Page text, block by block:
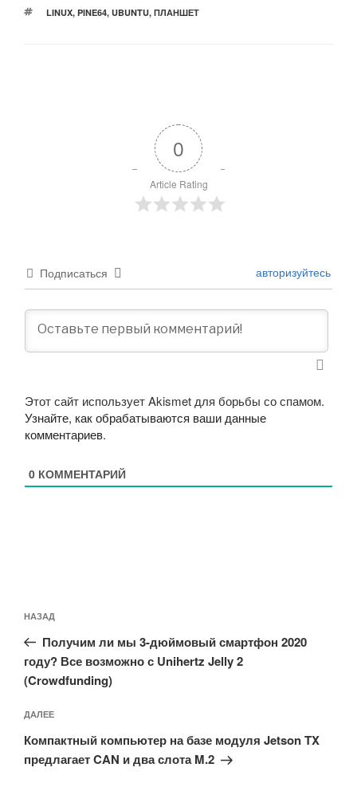
МЕТКИ
LINUX, PINE64, UBUNTU, ПЛАНШЕТ
0
Article Rating
Подписаться авторизуйтесь
Этот сайт использует Akismet для борьбы со спамом.
Узнайте, как обрабатываются ваши данные
комментариев.
0 КОММЕНТАРИЙ
по
записям
Предыдущая
запись:
НАЗАД
Получим ли мы 3-дюймовый смартфон 2020
году? Все возможно с Unihertz Jelly 2
(Crowdfunding)
Следующая
запись
ДАЛЕЕ
Компактный компьютер на базе модуля Jetson TX
предлагает CAN и два слота M.2